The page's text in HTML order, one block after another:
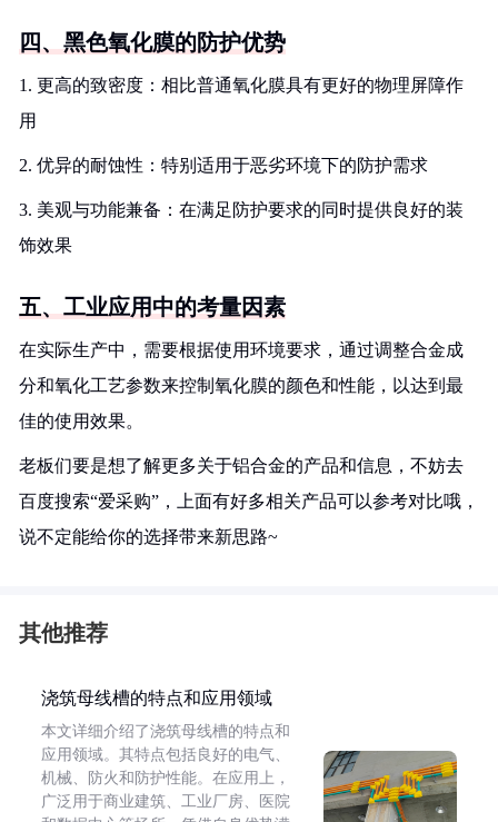
四、黑色氧化膜的防护优势
1. 更高的致密度：相比普通氧化膜具有更好的物理屏障作
用
2. 优异的耐蚀性：特别适用于恶劣环境下的防护需求
3. 美观与功能兼备：在满足防护要求的同时提供良好的装
饰效果
五、工业应用中的考量因素
在实际生产中，需要根据使用环境要求，通过调整合金成
分和氧化工艺参数来控制氧化膜的颜色和性能，以达到最
佳的使用效果。
老板们要是想了解更多关于铝合金的产品和信息，不妨去
百度搜索“爱采购”，上面有好多相关产品可以参考对比哦，
说不定能给你的选择带来新思路~
其他推荐
浇筑母线槽的特点和应用领域
本文详细介绍了浇筑母线槽的特点和
应用领域。其特点包括良好的电气、
机械、防火和防护性能。在应用上，
广泛用于商业建筑、工业厂房、医院